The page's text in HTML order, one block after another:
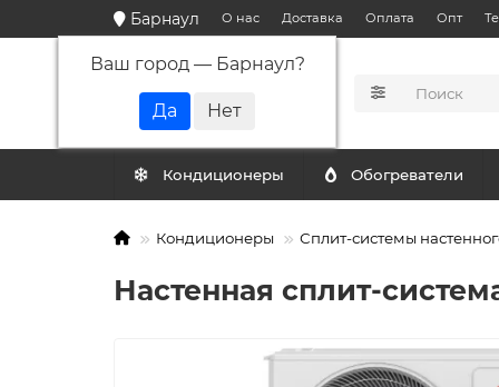
Барнаул
Ваш город — Барнаул?
О нас Доставка Оплата Опт
Кондиционеры Обогреватели
Кондиционеры Сплит-системы
Настенная сплит-